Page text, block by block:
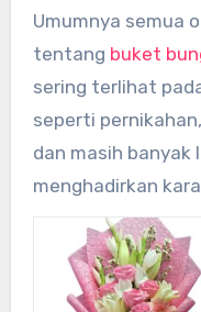
Umumnya semua
tentang buket
sering terlihat
seperti
dan masih banyak
menghadirkan